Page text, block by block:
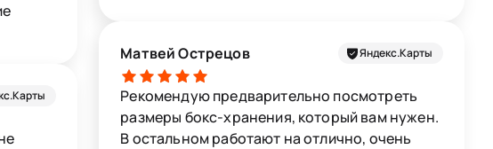
Яндекс.Карты
Матвей Острецов
Рекомендую предварительно посмотреть
размеры бокс-хранения, который вам нужен.
В остальном работают на отлично, очень